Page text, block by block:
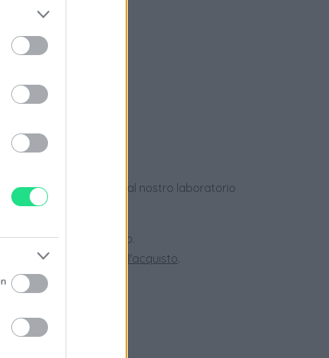
usati, verificati dal nostro laboratorio
superiori a 150 euro.
la nostra
Guida all'acquisto.